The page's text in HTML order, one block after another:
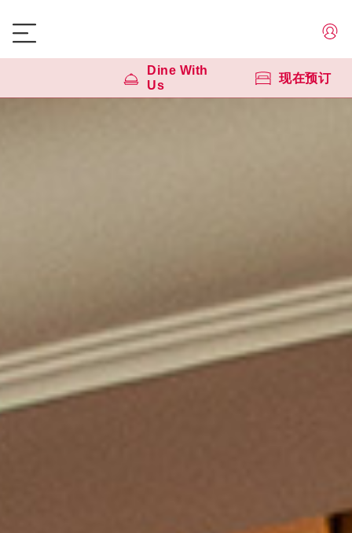
Dine With
Us
现在预订